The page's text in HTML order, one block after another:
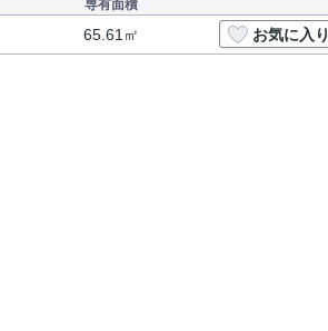
専有面積
65.61㎡ お気に入り